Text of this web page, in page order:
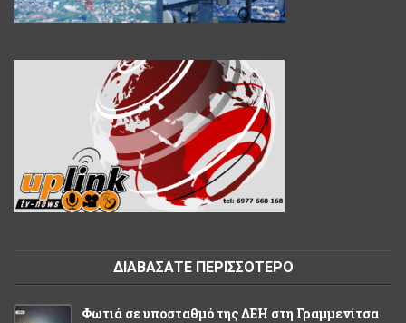
ΔΙΑΒΑΣΑΤΕ ΠΕΡΙΣΣΟΤΕΡΟ
Φωτιά σε υποσταθμό της ΔΕΗ στη Γραμμενίτσα